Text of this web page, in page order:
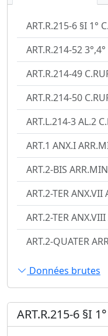
ART.R.215-6 §I 1°
ART.R.214-52 3°,4°
ART.R.214-49
ART.R.214-50
ART.L.214-3 AL.2
ART.1 ANX.I
ART.2-BIS
ART.2-TER
ART.2-TER
ART.2-QUATER
Données brutes
ART.R.215-6 §I